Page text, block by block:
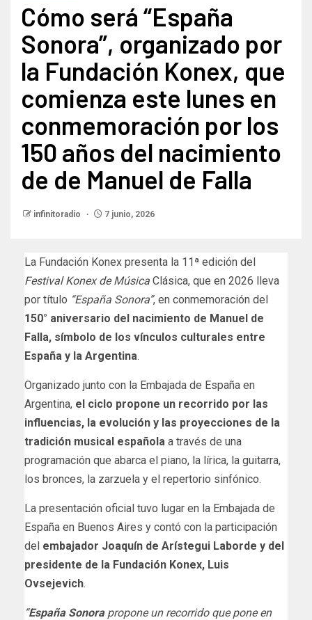
Cómo será “España
Sonora”, organizado por
la Fundación Konex, que
comienza este lunes en
conmemoración por los
150 años del nacimiento
de de Manuel de Falla
infinitoradio 7 junio, 2026
La Fundación Konex presenta la 11ª edición del
Festival Konex de Música Clásica, que en 2026 lleva
por título “España Sonora”, en conmemoración del
150° aniversario del nacimiento de Manuel de
Falla, símbolo de los vínculos culturales entre
España y la Argentina.
Organizado junto con la Embajada de España en
Argentina, el ciclo propone un recorrido por las
influencias, la evolución y las proyecciones de la
tradición musical española a través de una
programación que abarca el piano, la lírica, la guitarra,
los bronces, la zarzuela y el repertorio sinfónico.
La presentación oficial tuvo lugar en la Embajada de
España en Buenos Aires y contó con la participación
del embajador Joaquín de Arístegui Laborde y del
presidente de la Fundación Konex, Luis
Ovsejevich.
“España Sonorapropone un recorrido que pone en